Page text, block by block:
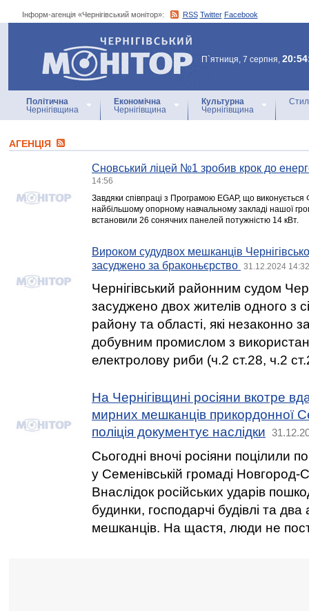
Інформ-агенція «Чернігівський монітор»: RSS Twitter Facebook
Інформ-агенція
«Чернігівський монітор»
П`ятниця, 7 серпня,
Політична
Чернігівщина
Економічна
Чернігівщина
Культурна
Чернігівщина
АГЕНЦIЯ
Сновський ліцей №1 зробив крок до
14:56
Завдяки співпраці з Програмою EGAP, що
найбільшому опорному навчальному закладі нашої
встановили 26 сонячних панелей потужністю 14 кВт.
Вироком судудвох мешканців
засуджено за браконьєрство
31.12.2024 14:32
Чернігівський районним судом
засуджено двох жителів одного з
району та області, які незаконно
добувним промислом з
електролову риби (ч.2 ст.28, ч.2
На Чернігівщині росіяни вкотре
мирних мешканців прикордонної
поліція документує наслідки
Сьогодні вночі росіяни поцілили
у Семенівській громаді Новгород-
Внаслідок російських ударів
будинки, господарчі будівлі та два
мешканців. На щастя, люди не